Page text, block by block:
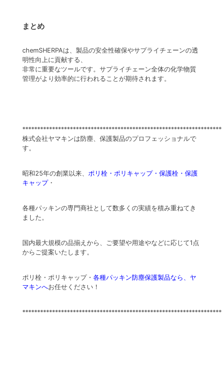
まとめ
chemSHERPAは、製品の安全性確保やサプライチェーンの透
明性向上に貢献する、
非常に重要なツールです。サプライチェーン全体の化学物質
管理がより効率的に行われることが期待されます。
株式会社ヤマキンは防塵、保護製品のプロフェッショナルで
す。
昭和25年の創業以来、 ポリ栓・ポリキャップ・保護栓・保護
キャップ・
各種パッキンの専門商社として数多くの実績を積み重ねてき
ました。
国内最大規模の品揃えから、ご要望や用途やなどに応じて1点
からご提案いたします。
ポリ栓・ポリキャップ・ 各種パッキン防塵保護製品なら、ヤ
マキンへお任せください！